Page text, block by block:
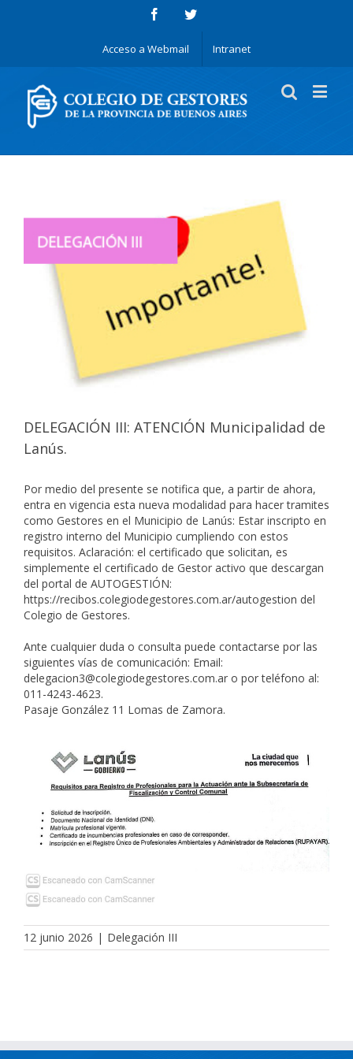
Acceso a Webmail Intranet
DELEGACIÓN III: ATENCIÓN Municipalidad de
Lanús.
Por medio del presente se notifica que, a partir de ahora,
entra en vigencia esta nueva modalidad para hacer tramites
como Gestores en el Municipio de Lanús: Estar inscripto en
registro interno del Municipio cumpliendo con estos
requisitos. Aclaración: el certificado que solicitan, es
simplemente el certificado de Gestor activo que descargan
del portal de AUTOGESTIÓN:
https://recibos.colegiodegestores.com.ar/autogestion del
Colegio de Gestores.
Ante cualquier duda o consulta puede contactarse por las
siguientes vías de comunicación: Email:
delegacion3@colegiodegestores.com.ar o por teléfono al:
011-4243-4623.
Pasaje González 11 Lomas de Zamora.
12 junio 2026 | Delegación III